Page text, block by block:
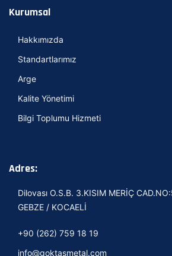
Kurumsal
Hakkımızda
Standartlarımız
Arge
Kalite Yönetimi
Bilgi Toplumu Hizmeti
Adres:
Dilovası O.S.B. 3.KISIM MERİÇ
GEBZE / KOCAELİ
+90 (262) 759 18 19
info@goktasmetal.com